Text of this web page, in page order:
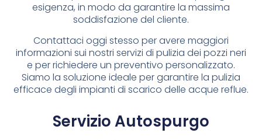
esigenza, in modo da garantire la massima
soddisfazione del cliente.
Contattaci oggi stesso per avere maggiori
informazioni sui nostri servizi di pulizia dei pozzi neri
e per richiedere un preventivo personalizzato.
Siamo la soluzione ideale per garantire la pulizia
efficace degli impianti di scarico delle acque reflue.
Servizio Autospurgo